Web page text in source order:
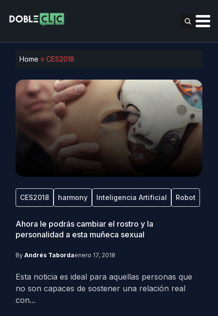
Home » CES2018
CES2018 harmony Inteligencia Artificial Robot
Ahora le podrás cambiar el rostro y la
personalidad a esta muñeca sexual
By Andrés Tabordaenero 17, 2018
Esta noticia es ideal para aquellas personas que
no son capaces de sostener una relación real
con...